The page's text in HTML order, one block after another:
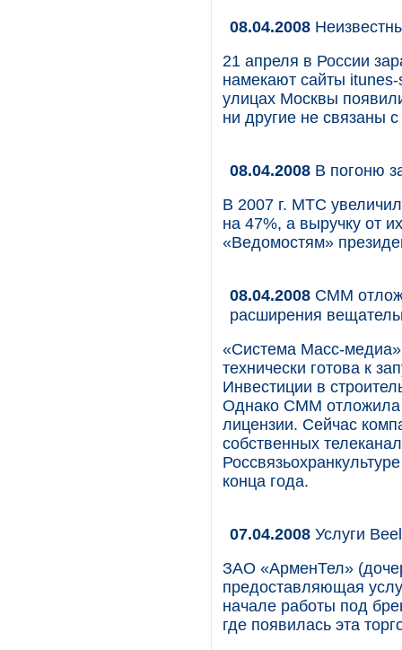
08.04.2008
21 апреля в России
намекают сайты
улицах Москвы
ни другие не связаны
08.04.2008 В погоню
В 2007 г. МТС
на 47%, а выручку от
«Ведомостям»
08.04.2008 СММ
расширения
«Система Масс-
технически готова к
Инвестиции в
Однако СММ отложила
лицензии. Сейчас
собственных
конца года.
07.04.2008 Услуги
ЗАО «АрменТел»
предоставляющая
начале работы под
где появилась эта